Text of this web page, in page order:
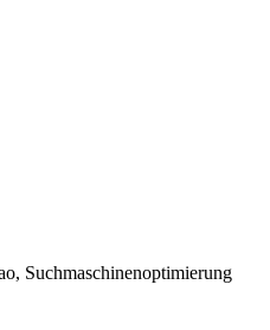
Suchmaschinenoptimierung